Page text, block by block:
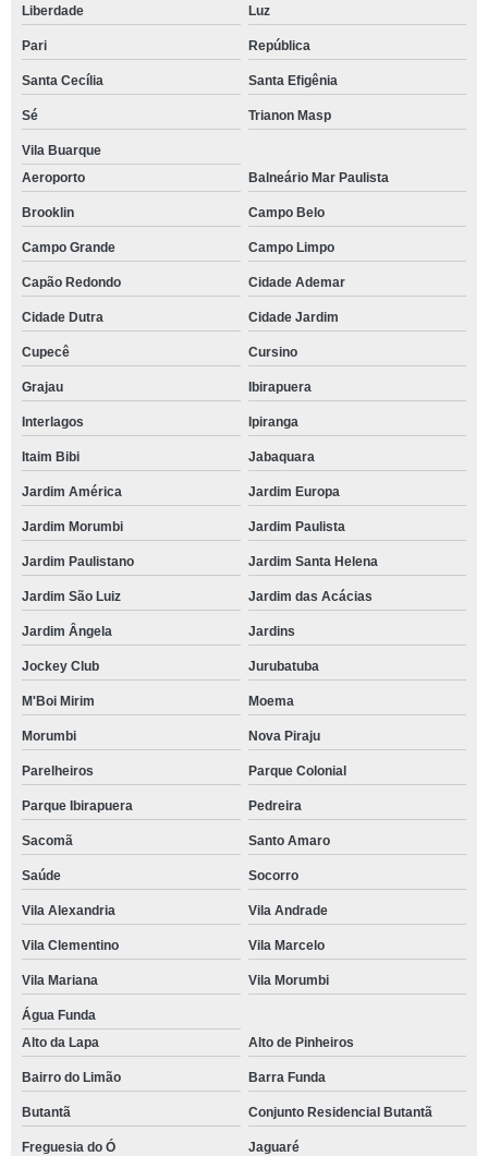
Liberdade Luz
Pari República
Santa Cecília Santa Efigênia
Sé Trianon Masp
Vila Buarque
Aeroporto
Balneário Mar Paulista
Brooklin Campo Belo
Campo Grande Campo Limpo
Capão Redondo Cidade Ademar
Cidade Dutra Cidade Jardim
Cupecê Cursino
Grajau Ibirapuera
Interlagos Ipiranga
Itaim Bibi Jabaquara
Jardim América Jardim Europa
Jardim Morumbi Jardim Paulista
Jardim Paulistano Jardim Santa Helena
Jardim São Luiz Jardim das Acácias
Jardim Ângela Jardins
Jockey Club Jurubatuba
M'Boi Mirim Moema
Morumbi Nova Piraju
Parelheiros Parque Colonial
Parque Ibirapuera Pedreira
Sacomã Santo Amaro
Saúde Socorro
Vila Alexandria Vila Andrade
Vila Clementino Vila Marcelo
Vila Mariana Vila Morumbi
Água Funda
Alto da Lapa
Alto de Pinheiros
Bairro do Limão Barra Funda
Butantã Conjunto Residencial Butantã
Freguesia do Ó Jaguaré